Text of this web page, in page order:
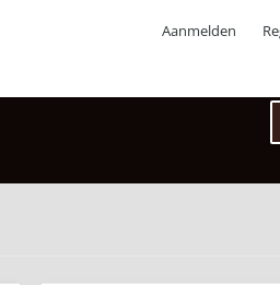
Aanmelden